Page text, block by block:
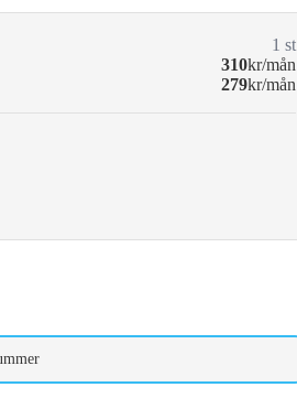
1 st
310kr/mån
279kr/mån